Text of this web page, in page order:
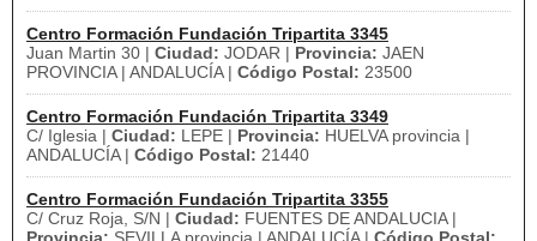
Centro Formación Fundación Tripartita 3345
Juan Martin 30 | Ciudad: JODAR | Provincia: JAEN
PROVINCIA | ANDALUCÍA | Código Postal: 23500
Centro Formación Fundación Tripartita 3349
C/ Iglesia | Ciudad: LEPE | Provincia: HUELVA provincia |
ANDALUCÍA | Código Postal: 21440
Centro Formación Fundación Tripartita 3355
C/ Cruz Roja, S/N | Ciudad: FUENTES DE ANDALUCIA |